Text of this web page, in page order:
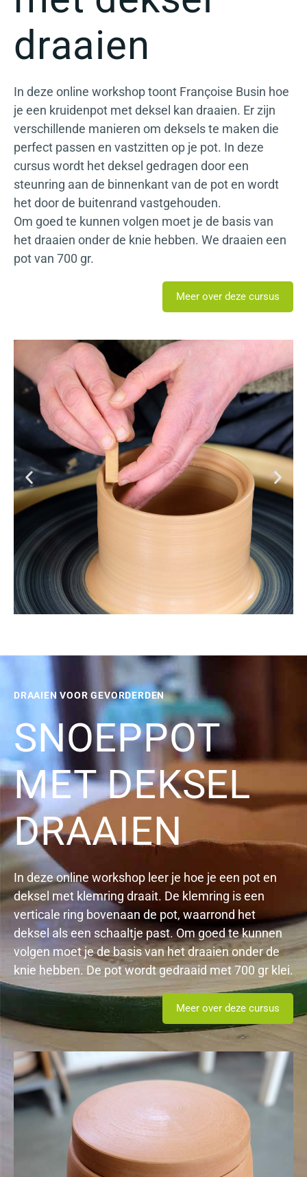
draaien
In deze online workshop toont Françoise Busin hoe
je een kruidenpot met deksel kan draaien. Er zijn
verschillende manieren om deksels te maken die
perfect passen en vastzitten op je pot. In deze
cursus wordt het deksel gedragen door een
steunring aan de binnenkant van de pot en wordt
het door de buitenrand vastgehouden.
Om goed te kunnen volgen moet je de basis van
het draaien onder de knie hebben. We draaien een
pot van 700 gr.
Meer over deze cursus
DRAAIEN VOOR GEVORDERDEN
SNOEPPOT
MET DEKSEL
DRAAIEN
In deze online workshop leer je hoe je een pot en
deksel met klemring draait. De klemring is een
verticale ring bovenaan de pot, waarrond het
deksel als een schaaltje past. Om goed te kunnen
volgen moet je de basis van het draaien onder de
knie hebben. De pot wordt gedraaid met 700 gr klei.
Meer over deze cursus